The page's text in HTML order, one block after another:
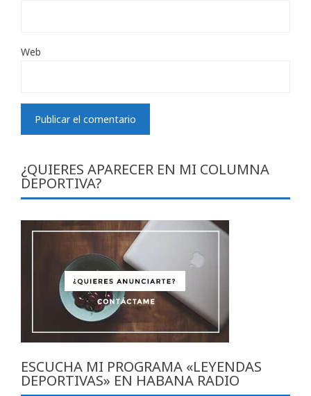
Web
¿QUIERES APARECER EN MI COLUMNA
DEPORTIVA?
ESCUCHA MI PROGRAMA «LEYENDAS
DEPORTIVAS» EN HABANA RADIO